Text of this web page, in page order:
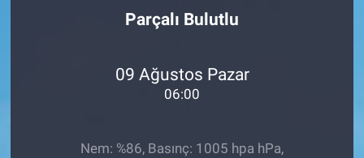
Parçalı Bulutlu
09 Ağustos Pazar
06:00
Nem: %86, Basınç: 1005 hpa hPa,